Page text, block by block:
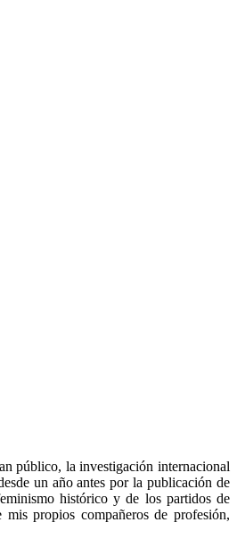
público, la investigación internacional
un año antes por la publicación de
histórico y de los partidos de
propios compañeros de profesión,